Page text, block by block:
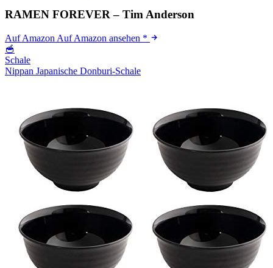
RAMEN FOREVER – Tim Anderson
Auf Amazon Auf Amazon ansehen *
🥣
Schale
Nippan Japanische Donburi-Schale